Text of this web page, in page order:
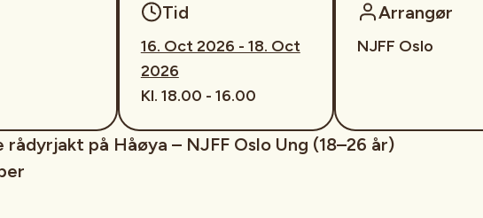
Tid
16. Oct 2026 - 18. Oct
2026
Kl. 18.00 - 16.00
Arrangør
NJFF Oslo
på Håøya – NJFF Oslo Ung (18–26 år)